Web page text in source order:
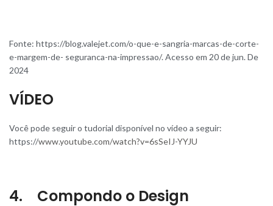
Fonte: https://blog.valejet.com/o-que-e-sangria-marcas-de-corte-
e-margem-de- seguranca-na-impressao/. Acesso em 20 de jun. De
2024
VÍDEO
Você pode seguir o tudorial disponível no vídeo a seguir:
https://www.youtube.com/watch?v=6sSeIJ-YYJU
4. Compondo o Design